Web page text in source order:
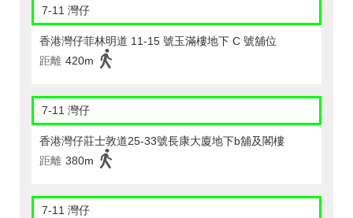
7-11 灣仔
香港灣仔菲林明道 11-15 號玉滿樓地下 C 號舖位
距離 420m
7-11 灣仔
香港灣仔莊士敦道25-33號長康大廈地下b舖及閣樓
距離 380m
7-11 灣仔